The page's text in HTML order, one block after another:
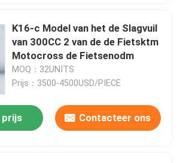
K16-c Model van het de Slagvuil
van 300CC 2 van de de Fietsktm
Motocross de Fietsenodm
MOQ：32UNITS
Prijs：3500-4500USD/PIECE
prijs Contacteer ons